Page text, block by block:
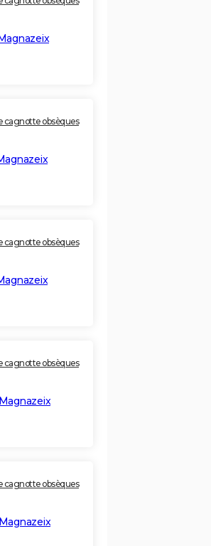
cagnotte obsèques
cagnotte obsèques
cagnotte obsèques
cagnotte obsèques